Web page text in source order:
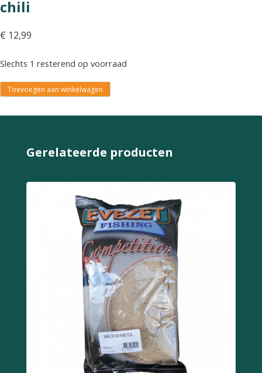
chili
€ 12,99
Slechts 1 resterend op voorraad
Toevoegen aan winkelwagen
Gerelateerde producten